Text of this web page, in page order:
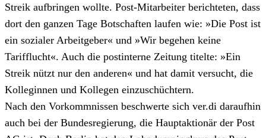
Streik aufbringen wollte. Post-Mitarbeiter berichteten, dass
dort den ganzen Tage Botschaften laufen wie: »Die Post ist
ein sozialer Arbeitgeber« und »Wir begehen keine
Tarifflucht«. Auch die postinterne Zeitung titelte: »Ein
Streik nützt nur den anderen« und hat damit versucht, die
Kolleginnen und Kollegen einzuschüchtern.
Nach den Vorkommnissen beschwerte sich ver.di daraufhin
auch bei der Bundesregierung, die Hauptaktionär der Post